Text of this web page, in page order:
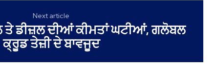
Next article
ਤੇ ਡੀਜ਼ਲ ਦੀਆਂ ਕੀਮਤਾਂ ਘਟੀਆਂ, ਗਲੋਬਲ
ਕ੍ਰੂਡ ਤੇਜ਼ੀ ਦੇ ਬਾਵਜੂਦ